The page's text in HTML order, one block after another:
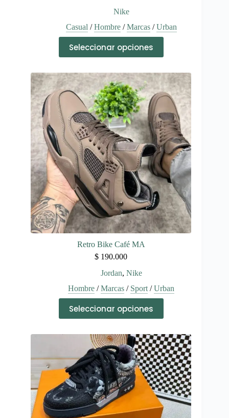
Nike
Casual /Hombre/Marcas/Urban
Seleccionar opciones
producto
tiene
variantes.
Las
opciones
se
pueden
elegir
en
la
página
de
producto
Retro Bike Café MA
$ 190.000
Jordan, Nike
Hombre /Marcas / Sport /Urban
Seleccionar opciones
producto
tiene
variantes.
Las
opciones
se
pueden
elegir
en
la
página